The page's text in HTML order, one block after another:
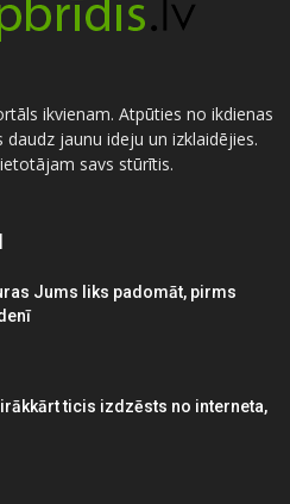
ikvienam. Atpūties no ikdienas
jaunu ideju un izklaidējies.
savs stūrītis.
Jums liks padomāt, pirms
ticis izdzēsts no interneta,